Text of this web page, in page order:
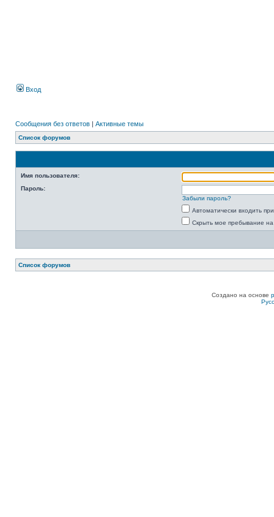
Вход
Сообщения без ответов | Активные темы
Список форумов
Имя пользователя:
Пароль:
Забыли пароль?
Автоматически входить
Скрыть мое пребывание
Список форумов
Создано на основе